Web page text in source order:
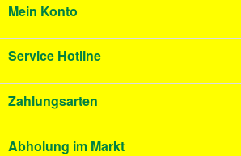
Mein Konto
Service Hotline
Zahlungsarten
Abholung im Markt